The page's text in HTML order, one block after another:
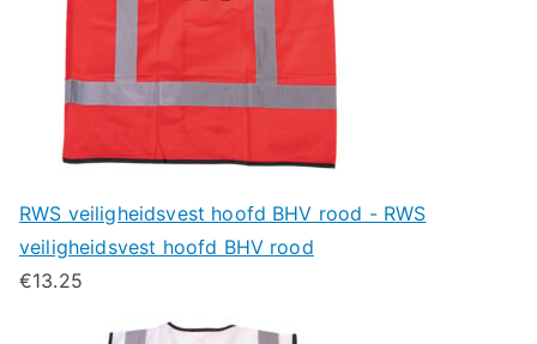
RWS veiligheidsvest hoofd BHV rood - RWS
veiligheidsvest hoofd BHV rood
€13.25